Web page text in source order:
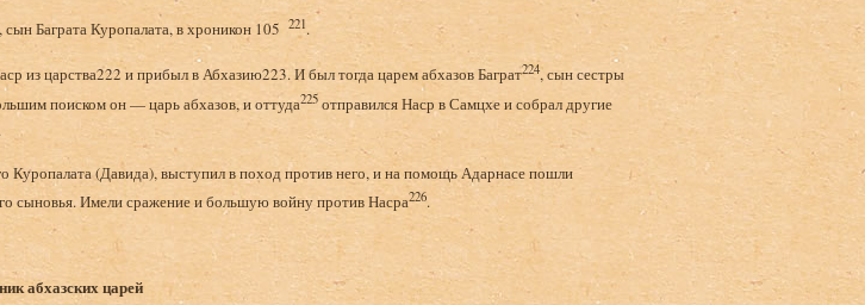
, сын Баграта Куропалата, в хроникон 105 221.
из царства222 и прибыл в Абхазию223. И был тогда царем абхазов Баграт224, сын сестры
поиском он — царь абхазов, и оттуда225 отправился Наср в Самцхе и собрал другие
Куропалата (Давида), выступил в поход против него, и на помощь Адарнасе пошли
сыновья. Имели сражение и большую войну против Насра226.
абхазских царей